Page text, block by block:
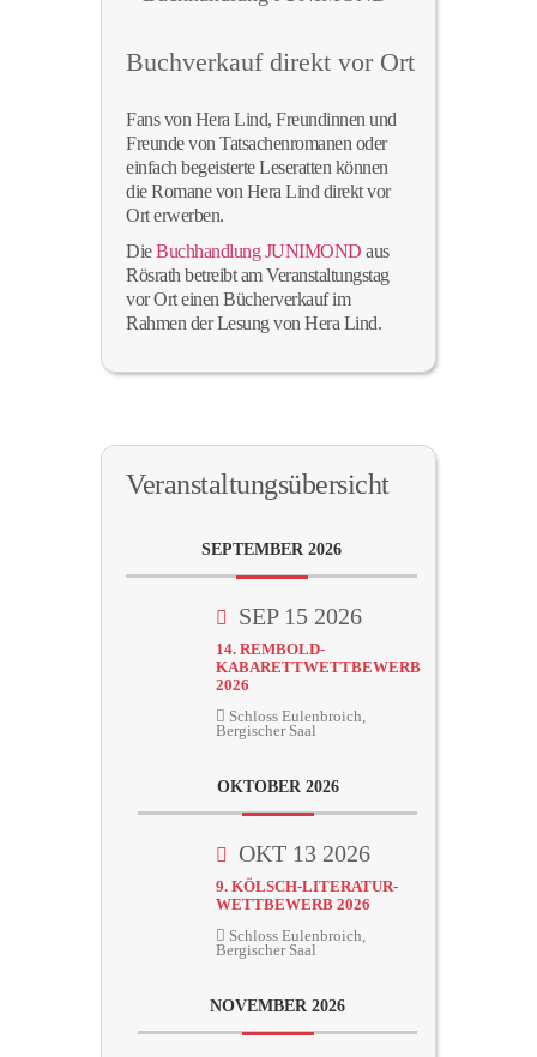
Buchverkauf direkt vor Ort
Fans von Hera Lind, Freundinnen und
Freunde von Tatsachenromanen oder
einfach begeisterte Leseratten können
die Romane von Hera Lind direkt vor
Ort erwerben.
DieBuchhandlung JUNIMOND aus
Rösrath betreibt am Veranstaltungstag
vor Ort einen Bücherverkauf im
Rahmen der Lesung von Hera Lind.
Veranstaltungsübersicht
SEPTEMBER 2026
SEP 15 2026
14. REMBOLD-
KABARETTWETTBEWERB
2026
Schloss Eulenbroich,
Bergischer Saal
OKTOBER 2026
OKT 13 2026
9. KÖLSCH-LITERATUR-
WETTBEWERB 2026
Schloss Eulenbroich,
Bergischer Saal
NOVEMBER 2026